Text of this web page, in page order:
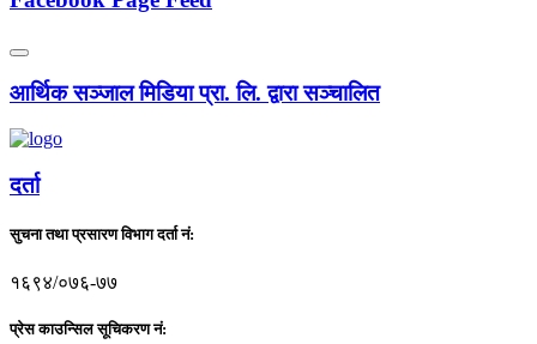
आर्थिक सञ्जाल मिडिया प्रा. लि. द्वारा सञ्चालित
दर्ता
सुचना तथा प्रसारण विभाग दर्ता नं:
१६९४/०७६-७७
प्रेस काउन्सिल सूचिकरण नं: